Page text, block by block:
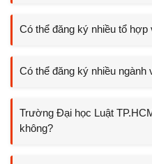
Có thể đăng ký nhiều tổ
Có thể đăng ký nhiều ngành
Trường Đại học Luật
không?